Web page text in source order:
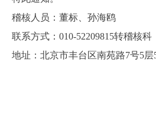
稽核人员：董标、孙海鸥
联系方式：010-52209815转稽核科
地址：北京市丰台区南苑路7号5层